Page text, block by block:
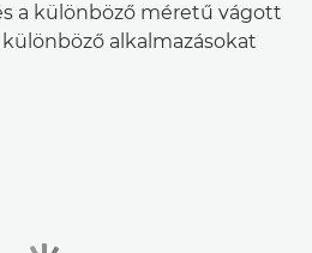
a különböző méretű vágott
alkalmazásokat